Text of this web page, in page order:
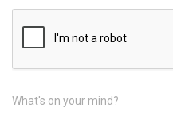
What's on your mind?